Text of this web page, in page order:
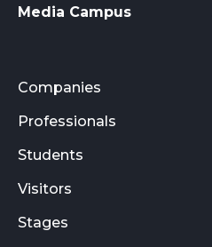
Media Campus
Companies
Professionals
Students
Visitors
Stages